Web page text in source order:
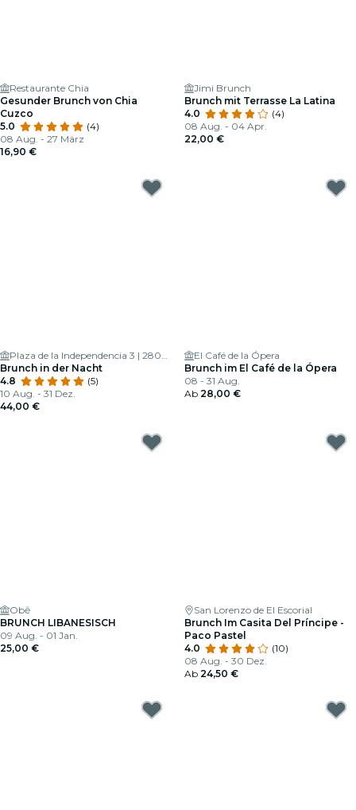
Restaurante Chia
Gesunder Brunch von Chia
Cuzco
5.0
(4)
08 Aug. - 27 März
16,90 €
Jimi Brunch
Brunch mit Terrasse La Latina
4.0
(4)
08 Aug. - 04 Apr.
22,00 €
Plaza de la Independencia 3 | 28001 - Madrid
Brunch in der Nacht
4.8
(5)
10 Aug. - 31 Dez.
44,00 €
El Café de la Ópera
Brunch im El Café de la Ópera
08 - 31 Aug.
Ab 28,00 €
Obē
BRUNCH LIBANESISCH
09 Aug. - 01 Jan.
25,00 €
San Lorenzo de El Escorial
Brunch Im Casita Del Príncipe -
Paco Pastel
4.0
(10)
08 Aug. - 30 Dez.
Ab 24,50 €